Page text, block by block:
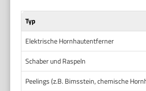
Typ
Elektrische Hornhautentferner
Schaber und Raspeln
Peelings (z.B. Bimsstein, chemische